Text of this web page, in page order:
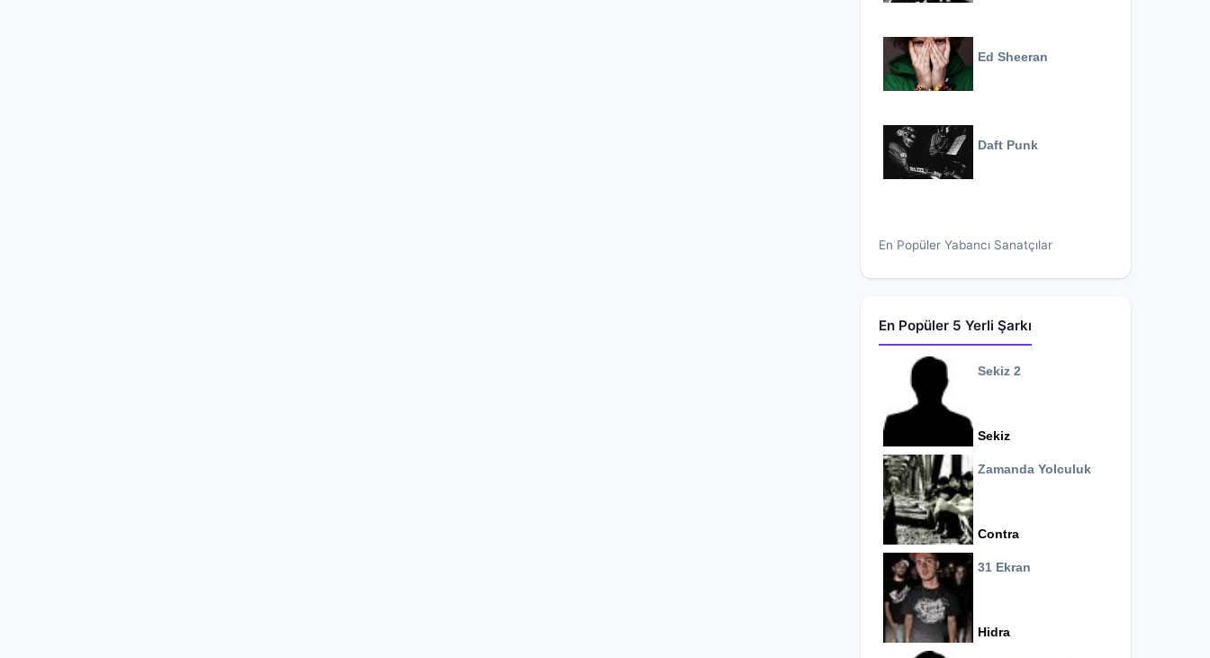
Ed Sheeran
Daft Punk
En Popüler Yabancı Sanatçılar
En Popüler 5 Yerli Şarkı
Sekiz 2
Sekiz
Zamanda Yolculuk
Contra
31 Ekran
Hidra